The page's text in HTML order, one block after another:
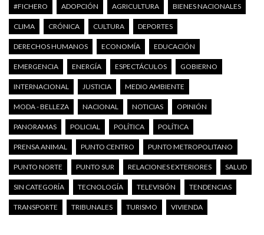
#FICHERO ADOPCIÓN AGRICULTURA BIENES NACIONALES
CLIMA CRÓNICA CULTURA DEPORTES
DERECHOS HUMANOS ECONOMÍA EDUCACIÓN
EMERGENCIA ENERGÍA ESPECTÁCULOS GOBIERNO
INTERNACIONAL JUSTICIA MEDIO AMBIENTE
MODA - BELLEZA NACIONAL NOTICIAS OPINIÓN
PANORAMAS POLICIAL POLÍTICA POLÍTICA
PRENSA ANIMAL PUNTO CENTRO PUNTO METROPOLITANO
PUNTO NORTE PUNTO SUR RELACIONES EXTERIORES SALUD
SIN CATEGORÍA TECNOLOGÍA TELEVISIÓN TENDENCIAS
TRANSPORTE TRIBUNALES TURISMO VIVIENDA